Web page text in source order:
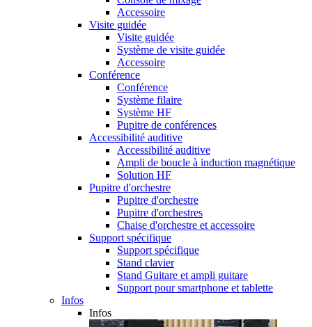
Accessoire
Visite guidée
Visite guidée
Système de visite guidée
Accessoire
Conférence
Conférence
Système filaire
Système HF
Pupitre de conférences
Accessibilité auditive
Accessibilité auditive
Ampli de boucle à induction magnétique
Solution HF
Pupitre d'orchestre
Pupitre d'orchestre
Pupitre d'orchestres
Chaise d'orchestre et accessoire
Support spécifique
Support spécifique
Stand clavier
Stand Guitare et ampli guitare
Support pour smartphone et tablette
Infos
Infos